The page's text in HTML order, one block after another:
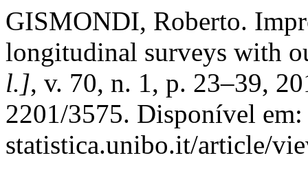
GISMONDI, Roberto.
longitudinal surveys with
l.], v. 70, n. 1, p. 23–39,
2201/3575. Disponível
statistica.unibo.it/article/